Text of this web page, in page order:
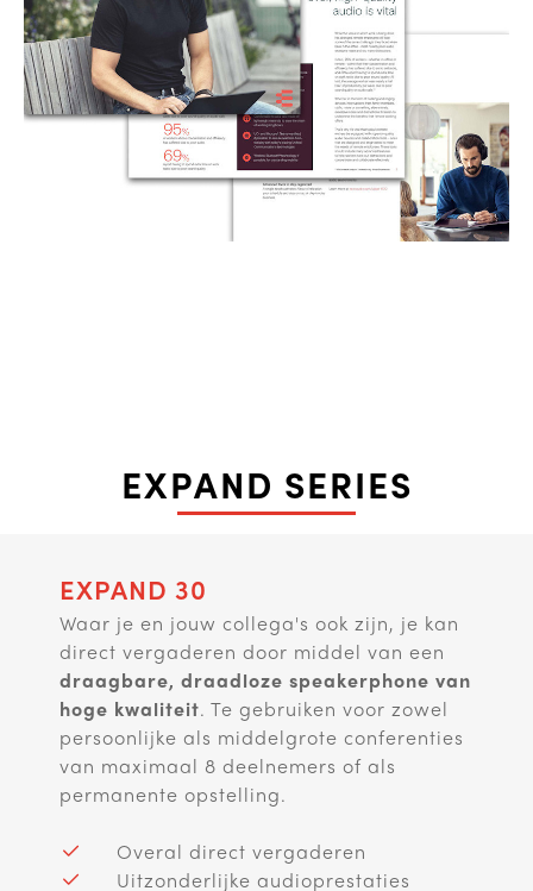
EXPAND SERIES
EXPAND 30
Waar je en jouw collega's ook zijn, je kan
direct vergaderen door middel van een
draagbare, draadloze speakerphone van
hoge kwaliteit. Te gebruiken voor zowel
persoonlijke als middelgrote conferenties
van maximaal 8 deelnemers of als
permanente opstelling.
Overal direct vergaderen
Uitzonderlijke audioprestaties